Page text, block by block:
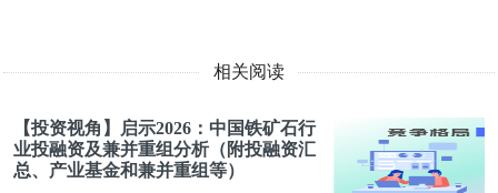
相关阅读
【投资视角】启示2026：中国铁矿石行
业投融资及兼并重组分析（附投融资汇
总、产业基金和兼并重组等）